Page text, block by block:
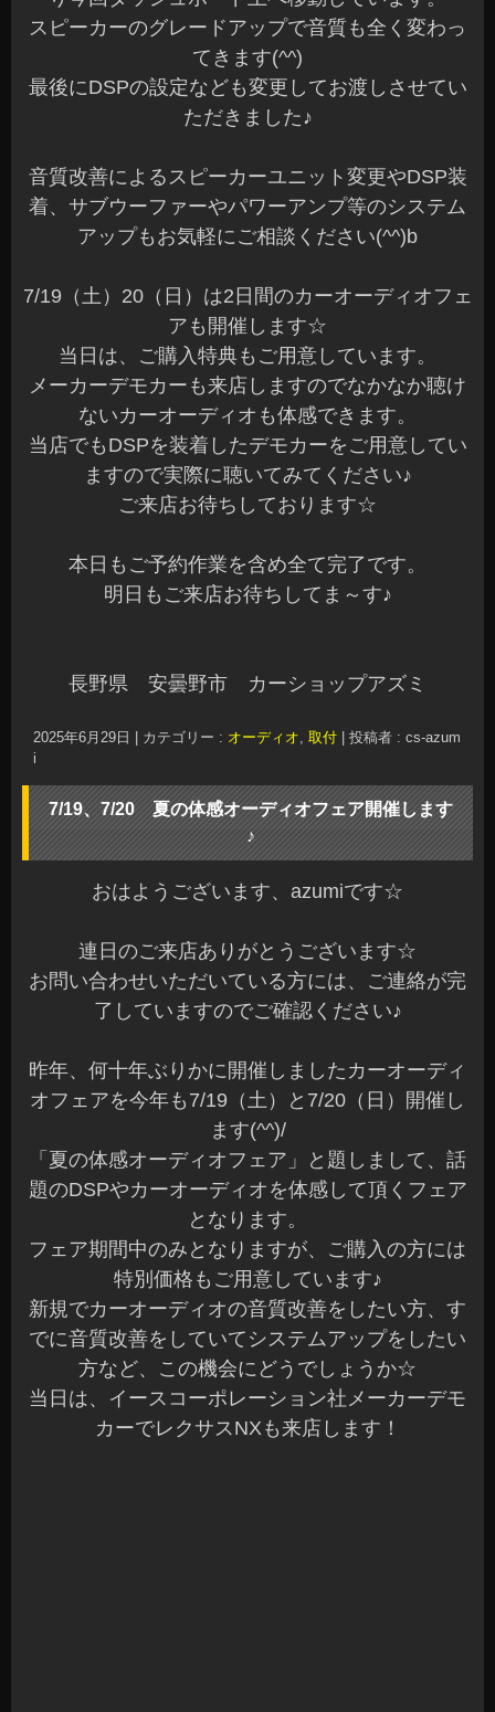
スピーカーのグレードアップで音質も全く変わっ
てきます(^^)
最後にDSPの設定なども変更してお渡しさせてい
ただきました♪
音質改善によるスピーカーユニット変更やDSP装
着、サブウーファーやパワーアンプ等のシステム
アップもお気軽にご相談ください(^^)b
7/19（土）20（日）は2日間のカーオーディオフェ
アも開催します☆
当日は、ご購入特典もご用意しています。
メーカーデモカーも来店しますのでなかなか聴け
ないカーオーディオも体感できます。
当店でもDSPを装着したデモカーをご用意してい
ますので実際に聴いてみてください♪
ご来店お待ちしております☆
本日もご予約作業を含め全て完了です。
明日もご来店お待ちしてま～す♪
長野県 安曇野市 カーショップアズミ
2025年6月29日 カテゴリー : オーディオ, 取付
投稿者 : cs-azum
i
7/19、7/20 夏の体感オーディオフェア開催します
♪
おはようございます、azumiです☆
連日のご来店ありがとうございます☆
お問い合わせいただいている方には、ご連絡が完
了していますのでご確認ください♪
昨年、何十年ぶりかに開催しましたカーオーディ
オフェアを今年も7/19（土）と7/20（日）開催し
ます(^^)/
「夏の体感オーディオフェア」と題しまして、話
題のDSPやカーオーディオを体感して頂くフェア
となります。
フェア期間中のみとなりますが、ご購入の方には
特別価格もご用意しています♪
新規でカーオーディオの音質改善をしたい方、す
でに音質改善をしていてシステムアップをしたい
方など、この機会にどうでしょうか☆
当日は、イースコーポレーション社メーカーデモ
カーでレクサスNXも来店します！